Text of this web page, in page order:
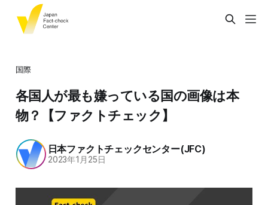
国際
各国人が最も嫌っている国の画像は本
物？【ファクトチェック】
日本ファクトチェックセンター(JFC)
2023年1月25日